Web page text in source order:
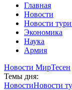
Главная
Новости
Новости
Экономика
Наука
Армия
Новости МирТесен
Темы дня:
НовостиНовости